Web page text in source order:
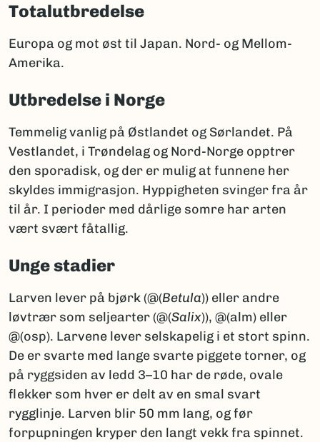
Totalutbredelse
Europa og mot øst til Japan. Nord- og Mellom-
Amerika.
Utbredelse i Norge
Temmelig vanlig på Østlandet og Sørlandet. På
Vestlandet, i Trøndelag og Nord-Norge opptrer
den sporadisk, og der er mulig at funnene her
skyldes immigrasjon. Hyppigheten svinger fra år
til år. I perioder med dårlige somre har arten
vært svært fåtallig.
Unge stadier
Larven lever på bjørk (@(Betula)) eller andre
løvtrær som seljearter (@(Salix)), @(alm) eller
@(osp). Larvene lever selskapelig i et stort spinn.
De er svarte med lange svarte piggete torner, og
på ryggsiden av ledd 3–10 har de røde, ovale
flekker som hver er delt av en smal svart
rygglinje. Larven blir 50 mm lang, og før
forpupningen kryper den langt vekk fra spinnet.